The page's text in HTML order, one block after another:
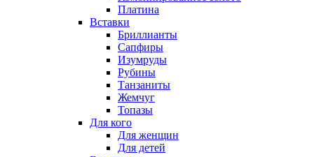
Платина
Вставки
Бриллианты
Сапфиры
Изумруды
Рубины
Танзаниты
Жемчуг
Топазы
Для кого
Для женщин
Для детей